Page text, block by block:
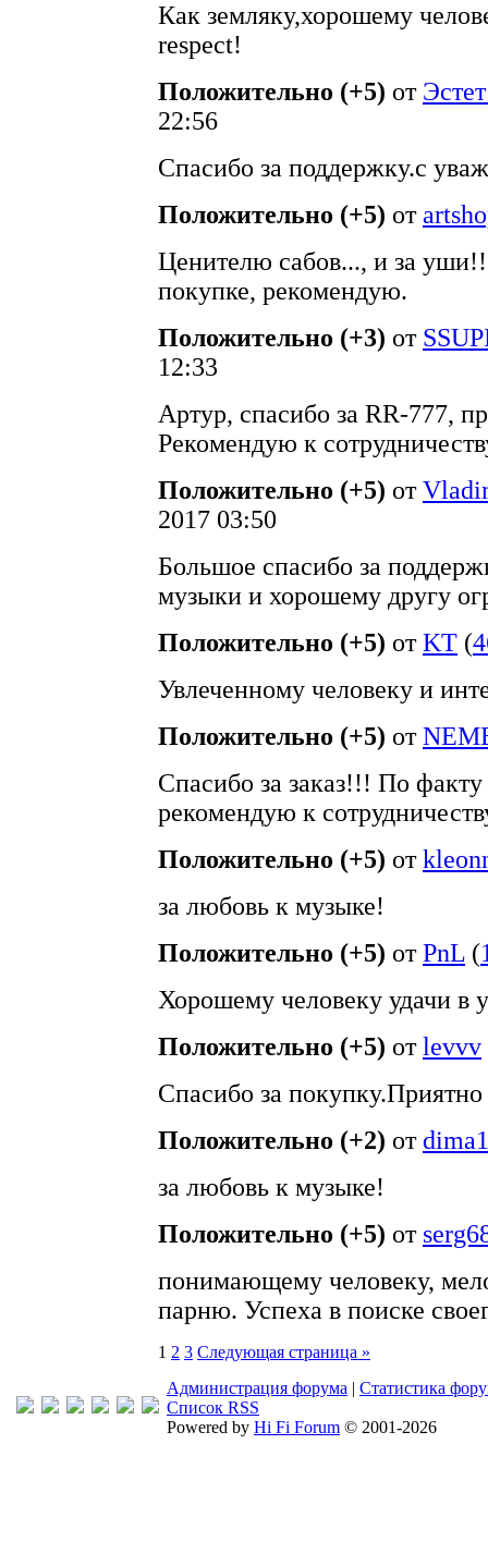
Как земляку,хорошему
respect!
Положительно (+5) от
22:56
Спасибо за поддержку.с
Положительно (+5) от
Ценителю сабов..., и за
покупке, рекомендую.
Положительно (+3) от
12:33
Артур, спасибо за RR-777,
Рекомендую к
Положительно (+5) от
2017 03:50
Большое спасибо за
музыки и хорошему другу
Положительно (+5) отKT (
Увлеченному человеку и
Положительно (+5) от
Спасибо за заказ!!! По
рекомендую к
Положительно (+5) от
за любовь к музыке!
Положительно (+5) отPnL (
Хорошему человеку удачи в
Положительно (+5) отlevvv
Спасибо за
Положительно (+2) от
за любовь к музыке!
Положительно (+5) от
понимающему человеку,
парню. Успеха в поиске
1 2 3 Следующая страница »
Администрация форума | Статистика
Список RSS
Powered by Hi Fi Forum © 2001-2026